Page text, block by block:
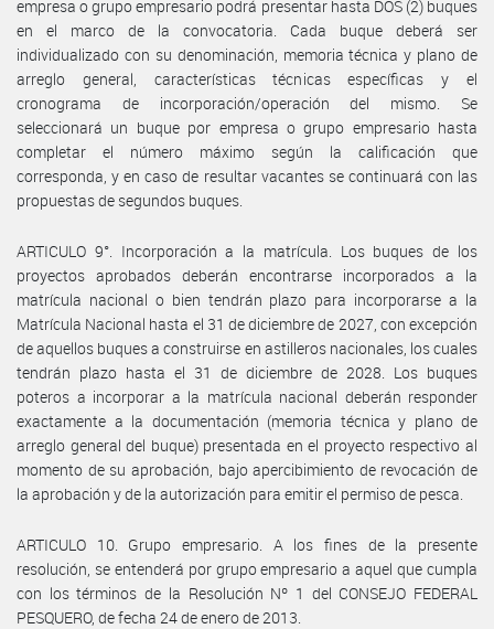
empresa o grupo empresario podrá presentar hasta DOS (2) buques
en el marco de la convocatoria. Cada buque deberá ser
individualizado con su denominación, memoria técnica y plano de
arreglo general, características técnicas específicas y el
cronograma de incorporación/operación del mismo. Se
seleccionará un buque por empresa o grupo empresario hasta
completar el número máximo según la calificación que
corresponda, y en caso de resultar vacantes se continuará con las
propuestas de segundos buques.
ARTICULO 9°. Incorporación a la matrícula. Los buques de los
proyectos aprobados deberán encontrarse incorporados a la
matrícula nacional o bien tendrán plazo para incorporarse a la
Matrícula Nacional hasta el 31 de diciembre de 2027, con excepción
de aquellos buques a construirse en astilleros nacionales, los cuales
tendrán plazo hasta el 31 de diciembre de 2028. Los buques
poteros a incorporar a la matrícula nacional deberán responder
exactamente a la documentación (memoria técnica y plano de
arreglo general del buque) presentada en el proyecto respectivo al
momento de su aprobación, bajo apercibimiento de revocación de
la aprobación y de la autorización para emitir el permiso de pesca.
ARTICULO 10. Grupo empresario. A los fines de la presente
resolución, se entenderá por grupo empresario a aquel que cumpla
con los términos de la Resolución Nº 1 del CONSEJO FEDERAL
PESQUERO, de fecha 24 de enero de 2013.